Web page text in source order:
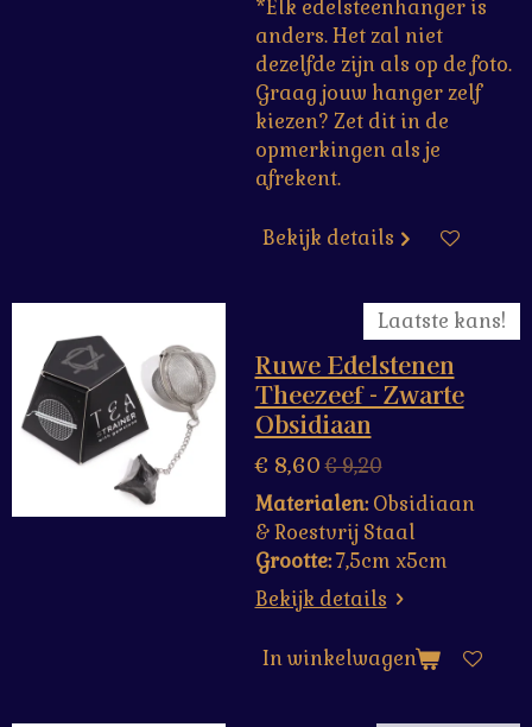
*Elk edelsteenhanger is
anders. Het zal niet
dezelfde zijn als op de foto.
Graag jouw hanger zelf
kiezen? Zet dit in de
opmerkingen als je
afrekent.
Bekijk details
Laatste kans!
Ruwe Edelstenen
Theezeef - Zwarte
Obsidiaan
€ 8,60 € 9,20
Materialen:Obsidiaan
&Roestvrij Staal
Grootte:7,5cm x5cm
Bekijk details
In winkelwagen